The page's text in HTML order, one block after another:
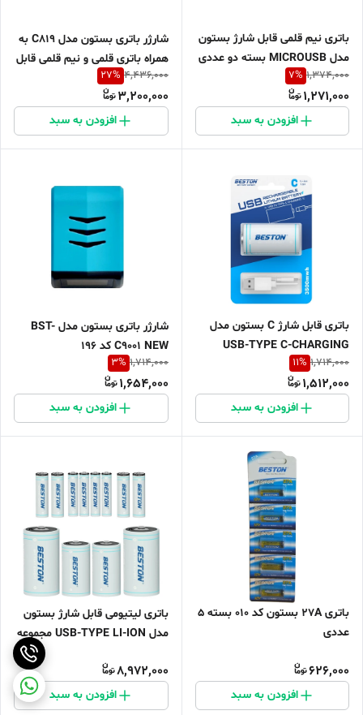
باتری نیم قلمی قابل شارژ بستون
مدل MICROUSB بسته دو عددی
1,374,000
7%
1,271,000
افزودن به سبد
شارژر باتری بستون مدل C819 به
همراه باتری قلمی و نیم قلمی قابل
شارژ بسته چهار عددی
4,436,000
27%
3,200,000
افزودن به سبد
باتری قابل شارژ C بستون مدل
USB-TYPE C-CHARGING
1,714,000
11%
1,512,000
افزودن به سبد
شارژر باتری بستون مدل BST-
C9001 NEW کد 196
1,714,000
3%
1,654,000
افزودن به سبد
باتری 27A بستون کد 010 بسته 5
عددی
626,000
افزودن به سبد
باتری لیتیومی قابل شارژ بستون
مدل USB-TYPE LI-ION مجموعه
8,972,000
افزودن به سبد